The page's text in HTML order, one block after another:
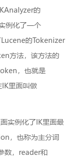
的
例化了一个
的Tokenizer
方法，该方法的
，也就是
里面叫做
实例化了IK里面最
，也称为主分词
数，reader和